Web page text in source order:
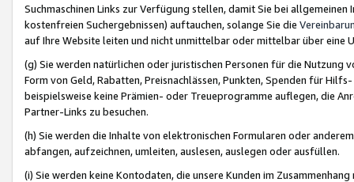
Suchmaschinen Links zur Verfügung stellen, damit Sie bei
kostenfreien Suchergebnissen) auftauchen, solange Sie die
auf Ihre Website leiten und nicht unmittelbar oder mittelbar über eine
(g) Sie werden natürlichen oder juristischen Personen für die Nutzung
Form von Geld, Rabatten, Preisnachlässen, Punkten, Spenden für
beispielsweise keine Prämien- oder Treueprogramme auflegen, die
Partner-Links zu besuchen.
(h) Sie werden die Inhalte von elektronischen Formularen oder
abfangen, aufzeichnen, umleiten, auslesen, auslegen oder ausfüllen.
(i) Sie werden keine Kontodaten, die unsere Kunden im